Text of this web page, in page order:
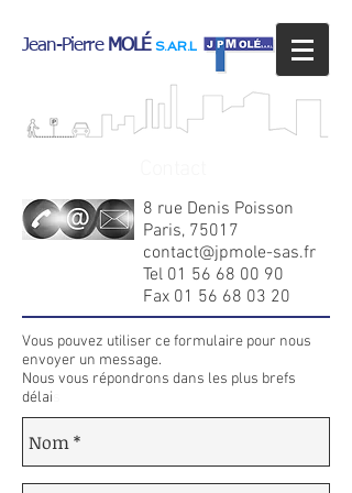
Jean-PierreMOLÉ S.A.R.L
8 rue Denis Poisson
Paris, 75017
contact@jpmole-sas.fr
Tel 01 56 68 00 90
Fax 01 56 68 03 20
Vous pouvez utiliser ce formulaire pour nous
envoyer un message.
Nous vous répondrons dans les plus brefs
délai